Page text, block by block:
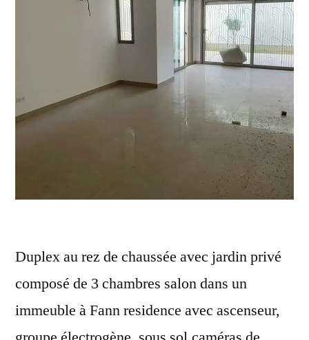
Duplex au rez de chaussée avec jardin privé
composé de 3 chambres salon dans un
immeuble à Fann residence avec ascenseur,